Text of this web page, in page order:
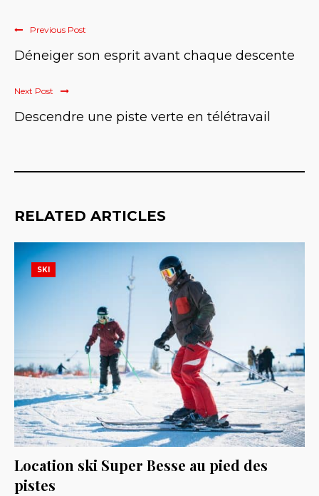
Previous Post
Déneiger son esprit avant chaque descente
Next Post
Descendre une piste verte en télétravail
RELATED ARTICLES
SKI
Location ski Super Besse au pied des
pistes